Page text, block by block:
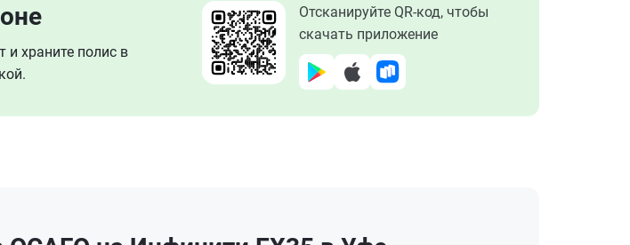
храните полис в
Отсканируйте QR-код, чтобы
скачать приложение